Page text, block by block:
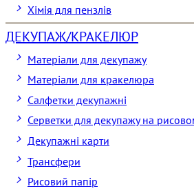
Хімія для пензлів
ДЕКУПАЖ/КРАКЕЛЮР
Матеріали для декупажу
Матеріали для кракелюра
Cалфетки декупажні
Серветки для декупажу на
Декупажні карти
Трансфери
Рисовий папір